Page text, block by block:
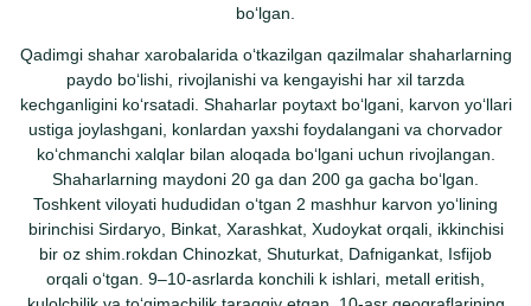
boʻlgan.
Qadimgi shahar xarobalarida oʻtkazilgan qazilmalar shaharlarning
paydo boʻlishi, rivojlanishi va kengayishi har xil tarzda
kechganligini koʻrsatadi. Shaharlar poytaxt boʻlgani, karvon yoʻllari
ustiga joylashgani, konlardan yaxshi foydalangani va chorvador
koʻchmanchi xalqlar bilan aloqada boʻlgani uchun rivojlangan.
Shaharlarning maydoni 20 ga dan 200 ga gacha boʻlgan.
Toshkent viloyati hududidan oʻtgan 2 mashhur karvon yoʻlining
birinchisi Sirdaryo, Binkat, Xarashkat, Xudoykat orqali, ikkinchisi
bir oz shim.rokdan Chinozkat, Shuturkat, Dafnigankat, Isfijob
orqali oʻtgan. 9–10-asrlarda konchili k ishlari, metall eritish,